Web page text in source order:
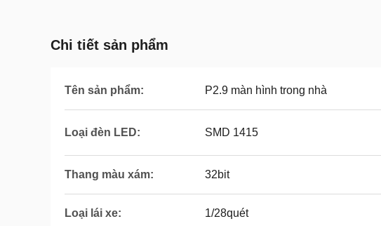
Chi tiết sản phẩm
Tên sản phẩm: P2.9 màn hình trong nhà
Loại đèn LED: SMD 1415
Thang màu xám: 32bit
Loại lái xe: 1/28quét